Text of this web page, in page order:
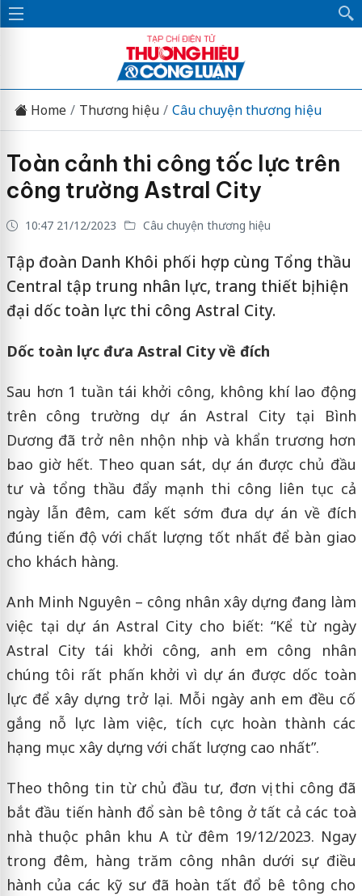
Home Thương hiệu Câu chuyện thương hiệu
Toàn cảnh thi công tốc lực trên
công trường Astral City
10:47 21/12/2023 Câu chuyện thương hiệu
Tập đoàn Danh Khôi phối hợp cùng Tổng thầu
Central tập trung nhân lực, trang thiết bị hiện
đại dốc toàn lực thi công Astral City.
Dốc toàn lực đưa Astral City về đích
Sau hơn 1 tuần tái khởi công, không khí lao động
trên công trường dự án Astral City tại Bình
Dương đã trở nên nhộn nhịp và khẩn trương hơn
bao giờ hết. Theo quan sát, dự án được chủ đầu
tư và tổng thầu đẩy mạnh thi công liên tục cả
ngày lẫn đêm, cam kết sớm đưa dự án về đích
đúng tiến độ với chất lượng tốt nhất để bàn giao
cho khách hàng.
Anh Minh Nguyên – công nhân xây dựng đang làm
việc tại dự án Astral City cho biết: “Kể từ ngày
Astral City tái khởi công, anh em công nhân
chúng tôi rất phấn khởi vì dự án được dốc toàn
lực để xây dựng trở lại. Mỗi ngày anh em đều cố
gắng nỗ lực làm việc, tích cực hoàn thành các
hạng mục xây dựng với chất lượng cao nhất”.
Theo thông tin từ chủ đầu tư, đơn vị thi công đã
bắt đầu tiến hành đổ sàn bê tông ở tất cả các toà
nhà thuộc phân khu A từ đêm 19/12/2023. Ngay
trong đêm, hàng trăm công nhân dưới sự điều
hành của các kỹ sư đã hoàn tất đổ bê tông cho